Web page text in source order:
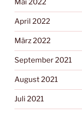
Mai 2022
April 2022
März 2022
September 2021
August 2021
Juli 2021